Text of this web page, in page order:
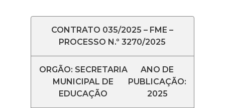
CONTRATO 035/2025 – FME –
PROCESSO N.º 3270/2025
ORGÃO: SECRETARIA
MUNICIPAL DE
EDUCAÇÃO
ANO DE
PUBLICAÇÃO:
2025